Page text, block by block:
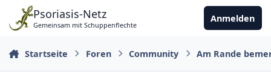
Zu Inhalt springen
Psoriasis-Netz
Gemeinsam mit Schuppenflechte
Anmelden
Startseite Foren Community Am Rande